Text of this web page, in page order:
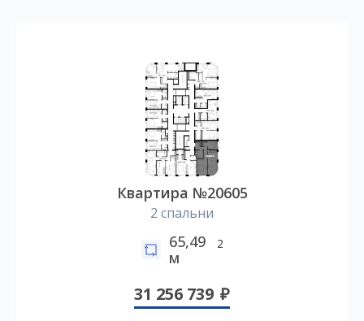
Квартира №20605
2 спальни
65,49
м
2
31 256 739